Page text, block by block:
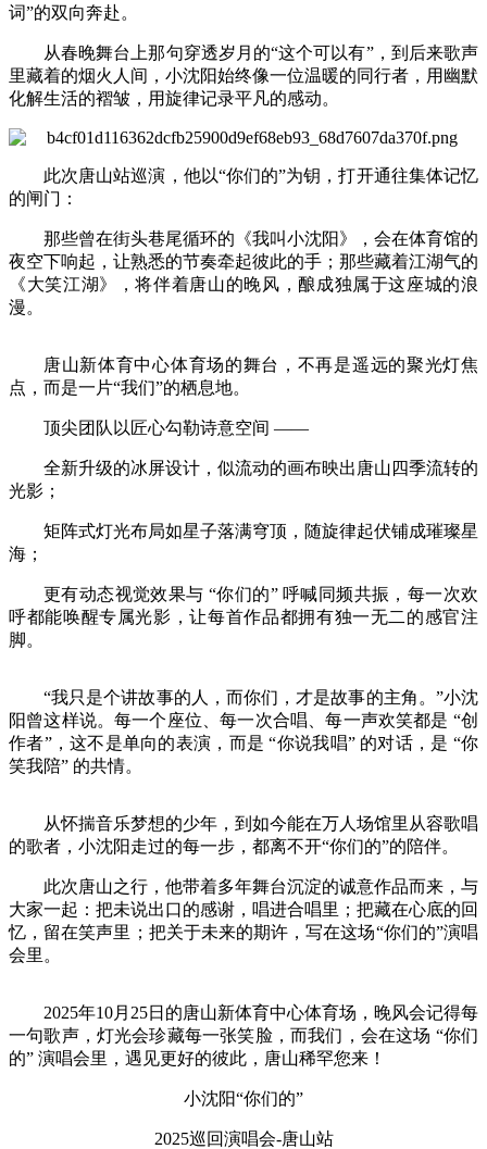
词”的双向奔赴。
从春晚舞台上那句穿透岁月的“这个可以有”，到后来歌声
里藏着的烟火人间，小沈阳始终像一位温暖的同行者，用幽默
化解生活的褶皱，用旋律记录平凡的感动。
此次唐山站巡演，他以“你们的”为钥，打开通往集体记忆
的闸门：
那些曾在街头巷尾循环的《我叫小沈阳》，会在体育馆的
夜空下响起，让熟悉的节奏牵起彼此的手；那些藏着江湖气的
《大笑江湖》，将伴着唐山的晚风，酿成独属于这座城的浪
漫。
唐山新体育中心体育场的舞台，不再是遥远的聚光灯焦
点，而是一片“我们”的栖息地。
顶尖团队以匠心勾勒诗意空间 ——
全新升级的冰屏设计，似流动的画布映出唐山四季流转的
光影；
矩阵式灯光布局如星子落满穹顶，随旋律起伏铺成璀璨星
海；
更有动态视觉效果与 “你们的” 呼喊同频共振，每一次欢
呼都能唤醒专属光影，让每首作品都拥有独一无二的感官注
脚。
“我只是个讲故事的人，而你们，才是故事的主角。”小沈
阳曾这样说。每一个座位、每一次合唱、每一声欢笑都是 “创
作者”，这不是单向的表演，而是 “你说我唱” 的对话，是 “你
笑我陪” 的共情。
从怀揣音乐梦想的少年，到如今能在万人场馆里从容歌唱
的歌者，小沈阳走过的每一步，都离不开“你们的”的陪伴。
此次唐山之行，他带着多年舞台沉淀的诚意作品而来，与
大家一起：把未说出口的感谢，唱进合唱里；把藏在心底的回
忆，留在笑声里；把关于未来的期许，写在这场“你们的”演唱
会里。
2025年10月25日的唐山新体育中心体育场，晚风会记得每
一句歌声，灯光会珍藏每一张笑脸，而我们，会在这场 “你们
的” 演唱会里，遇见更好的彼此，唐山稀罕您来！
小沈阳“你们的”
2025巡回演唱会-唐山站